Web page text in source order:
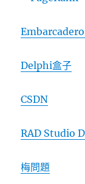
Delphi盒子
CSDN
RAD Studio
梅問題